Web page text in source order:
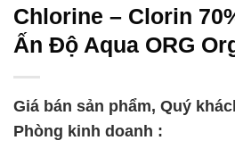
Chlorine – Clorin
Ấn Độ Aqua ORG
Giá bán sản phẩm, Quý
Phòng kinh doanh :